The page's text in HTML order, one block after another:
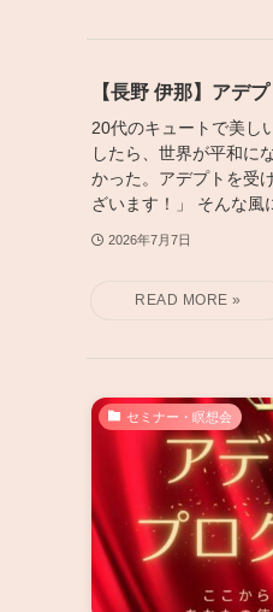
【長野 伊那】アデ
20代のキュートで美し
したら、世界が平和に
かった。アデプトを受
ざいます！」 そんな風
2026年7月7日
セミナー・瞑想会